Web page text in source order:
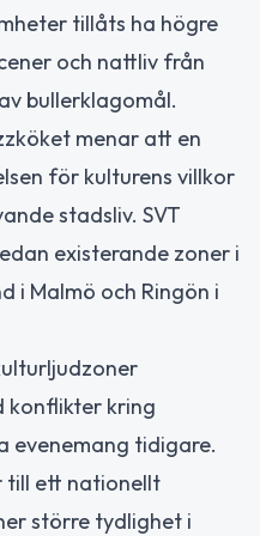
tillåts ha högre
och nattliv från
bullerklagomål.
menar att en
för kulturens villkor
stadsliv. SVT
existerande zoner i
i Malmö och Ringön i
konflikter kring
evenemang tidigare.
till ett nationellt
större tydlighet i